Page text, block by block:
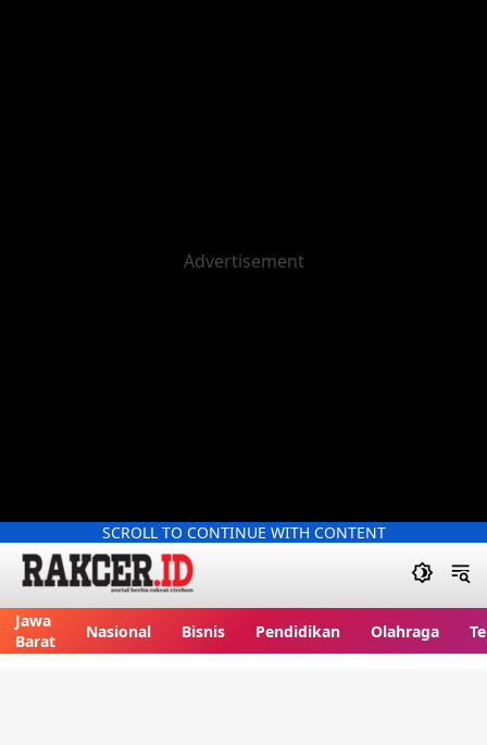
SCROLL TO CONTINUE WITH CONTENT
Jawa
Barat
Nasional Bisnis Pendidikan Olahraga